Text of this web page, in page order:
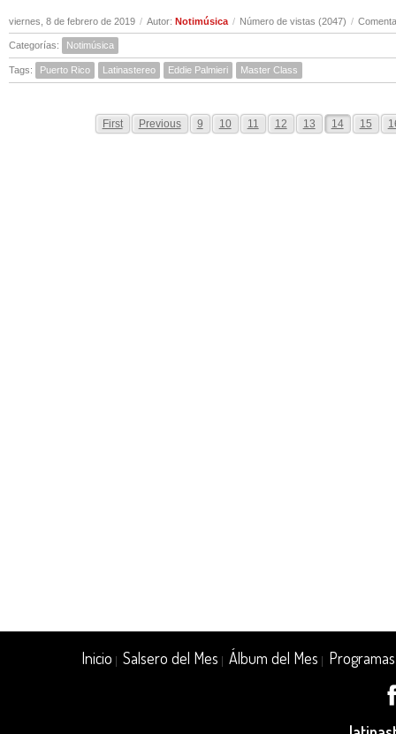
viernes, 8 de febrero de 2019 / Autor: Notimúsica / Número de vistas (2047) /
Categorías: Notimúsica
Tags: Puerto Rico Latinastereo Eddie Palmieri Master Class
First Previous 9 10 11 12 13 14 15
Inicio |Salsero del Mes |Álbum del Mes Programas